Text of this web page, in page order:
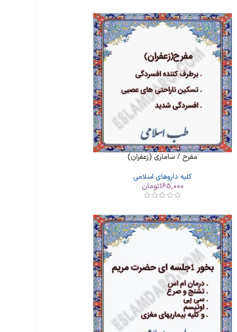
مفرح / ساماری (زعفران)
کلیه داروهای اسلامی
165,000تومان